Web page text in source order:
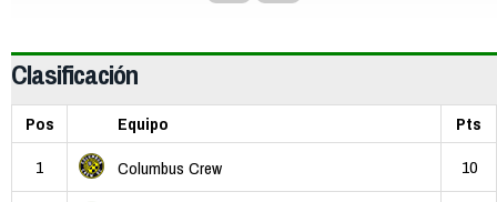
Clasificación
Pos Equipo
Pts
1
Columbus Crew 10